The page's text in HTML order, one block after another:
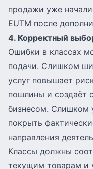
продажи уже
EUTM после
4. Корректный
Ошибки в классах
подачи. Слишком
услуг повышает
пошлины и создаёт
бизнесом. Слишком
покрыть
направления
Классы должны
текущим товарам и